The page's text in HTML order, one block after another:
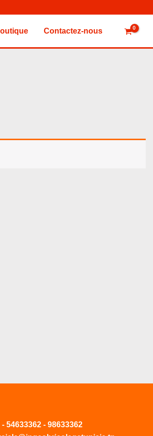
Contactez-nous
- 54633362- 98633362